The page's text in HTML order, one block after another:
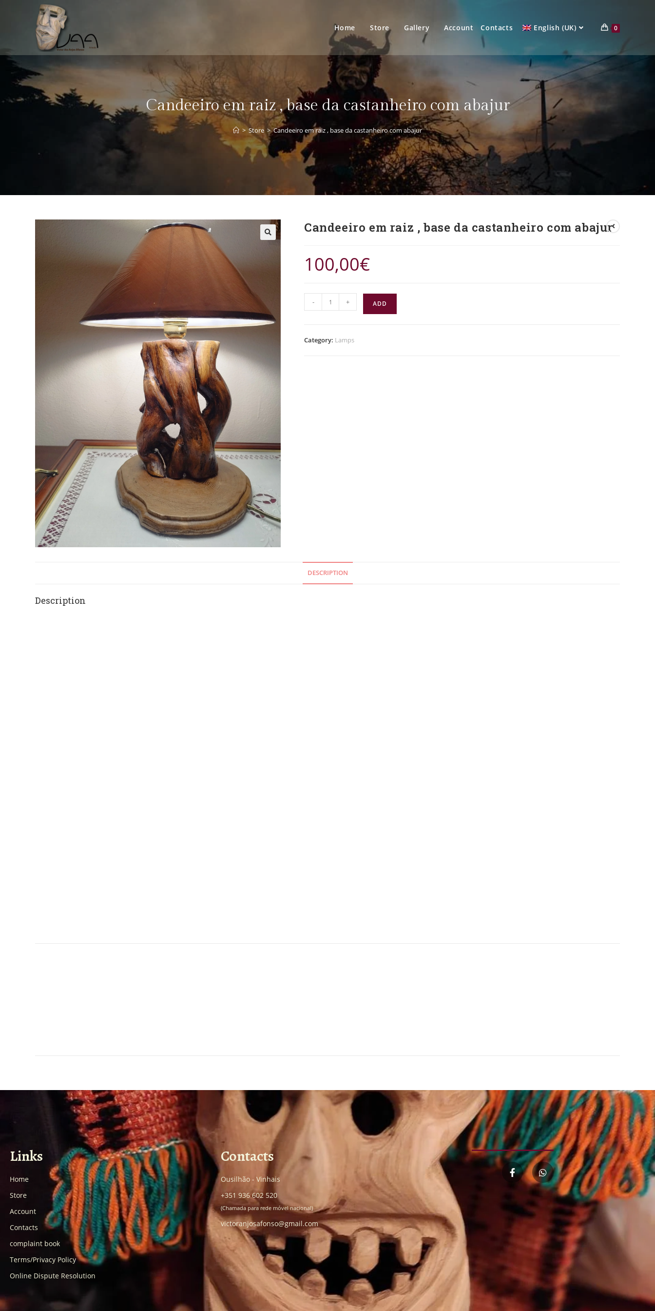
Home Store Gallery Account Contacts English (UK) 0
Candeeiro em raiz , base da castanheiro com abajur
> Store > Candeeiro em raiz , base da castanheiro com abajur
Candeeiro em raiz , base da castanheiro com abajur
100,00€
- + ADD
Category: Lamps
DESCRIPTION
Description
Links
Home
Store
Account
Contacts
complaint book
Terms/Privacy Policy
Online Dispute Resolution
Contacts
Ousilhão - Vinhais
+351 936 602 520
(Chamada para rede móvel nacional)
victoranjosafonso@gmail.com